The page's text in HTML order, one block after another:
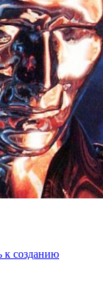
к созданию